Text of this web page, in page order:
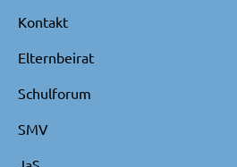
Kontakt
Elternbeirat
Schulforum
SMV